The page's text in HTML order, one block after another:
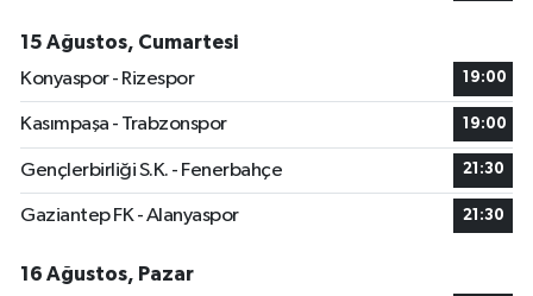
15 Ağustos, Cumartesi
Konyaspor - Rizespor
19:00
Kasımpaşa - Trabzonspor 19:00
Gençlerbirliği S.K. - Fenerbahçe 21:30
Gaziantep FK - Alanyaspor 21:30
16 Ağustos, Pazar